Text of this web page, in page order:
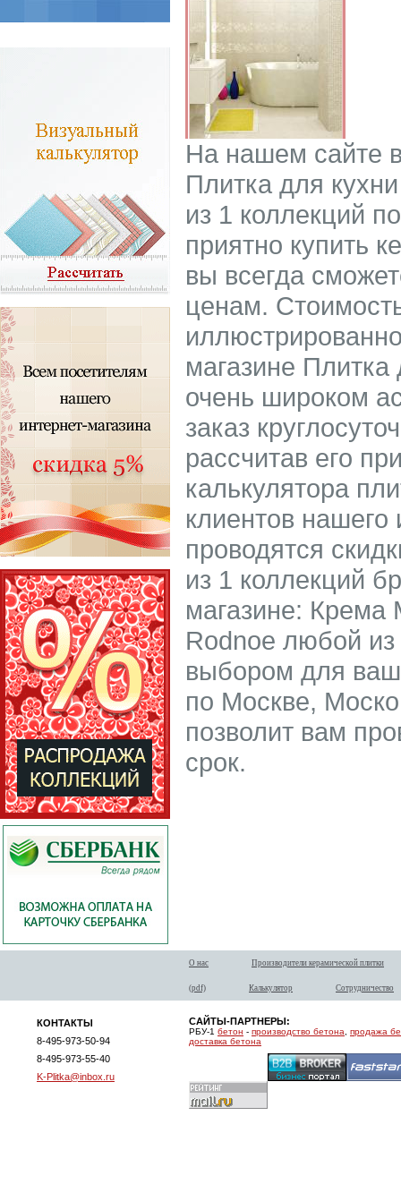
На нашем сайте
Плитка для
из 1 коллекций
приятно купить
вы всегда
ценам.
магазине Плитка
очень широком
заказ
рассчитав его
калькулятора
клиентов нашего
проводятся
из 1 коллекций
магазине:
Rodnoe любой из
выбором для
по Москве,
позволит вам
срок.
О нас Производители керамической плитки
(pdf) Калькулятор Сотрудничество
КОНТАКТЫ
8-495-973-50-94
8-495-973-55-40
K-Plitka@inbox.ru
САЙТЫ-ПАРТНЕРЫ:
РБУ-1 бетон - производство бетона
продажа
доставка бетона